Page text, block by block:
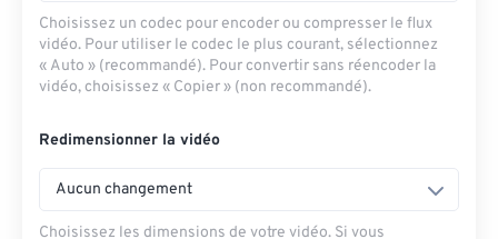
Choisissez un codec pour encoder ou compresser le flux
vidéo. Pour utiliser le codec le plus courant, sélectionnez
« Auto » (recommandé). Pour convertir sans réencoder la
vidéo, choisissez « Copier » (non recommandé).
Redimensionner la vidéo
Aucun changement
Choisissez les dimensions de votre vidéo. Si vous